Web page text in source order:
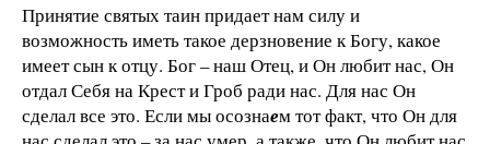
Принятие святых таин придает нам силу и
возможность иметь такое дерзновение к Богу, какое
имеет сын к отцу. Бог – наш Отец, и Он любит нас, Он
отдал Себя на Крест и Гроб ради нас. Для нас Он
сделал все это. Если мы осознаем тот факт, что Он для